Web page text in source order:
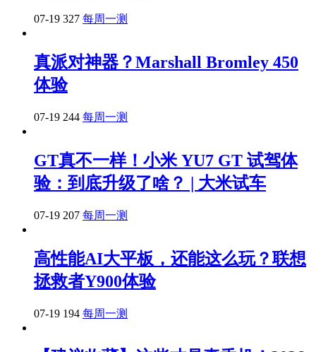
07-19 327 每周一测
真派对神器？Marshall Bromley 450
体验
07-19 244 每周一测
GT真不一样！小米 YU7 GT 试驾体
验：到底升级了啥？ | 大米试车
07-19 207 每周一测
高性能AI大平板，还能这么玩？联想
拯救者Y900体验
07-19 194 每周一测